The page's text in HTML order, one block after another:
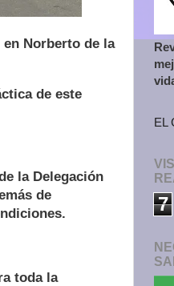
Norberto de la
de este
la Delegación
de
toda la
EL
7